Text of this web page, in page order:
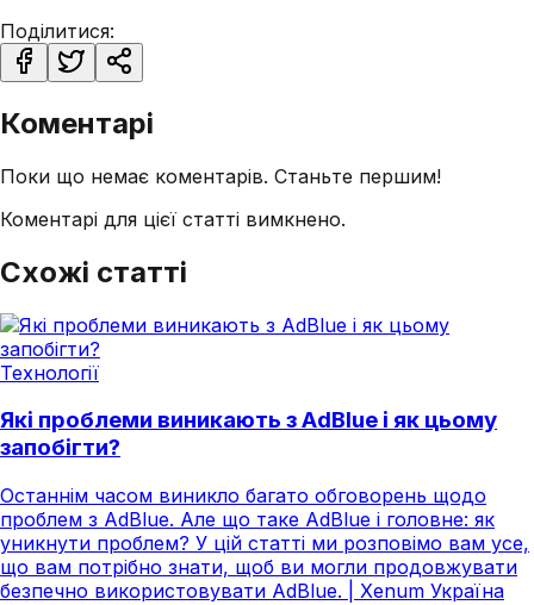
Поділитися:
Коментарі
Поки що немає коментарів. Станьте першим!
Коментарі для цієї статті вимкнено.
Схожі статті
Технології
Які проблеми виникають з AdBlue і як цьому
запобігти?
Останнім часом виникло багато обговорень щодо
проблем з AdBlue. Але що таке AdBlue і головне: як
уникнути проблем? У цій статті ми розповімо вам усе,
що вам потрібно знати, щоб ви могли продовжувати
безпечно використовувати AdBlue. | Xenum Україна